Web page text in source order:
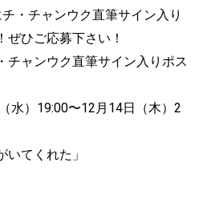
・チャンウク直筆サイン入り
ぜひご応募下さい！
ャンウク直筆サイン入りポス
水）19:00〜12月14日（木）2
てくれた」